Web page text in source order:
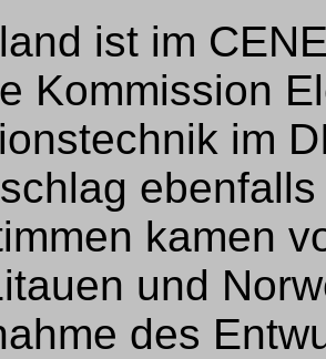
ist im
Kommission
im
kamen
und
des